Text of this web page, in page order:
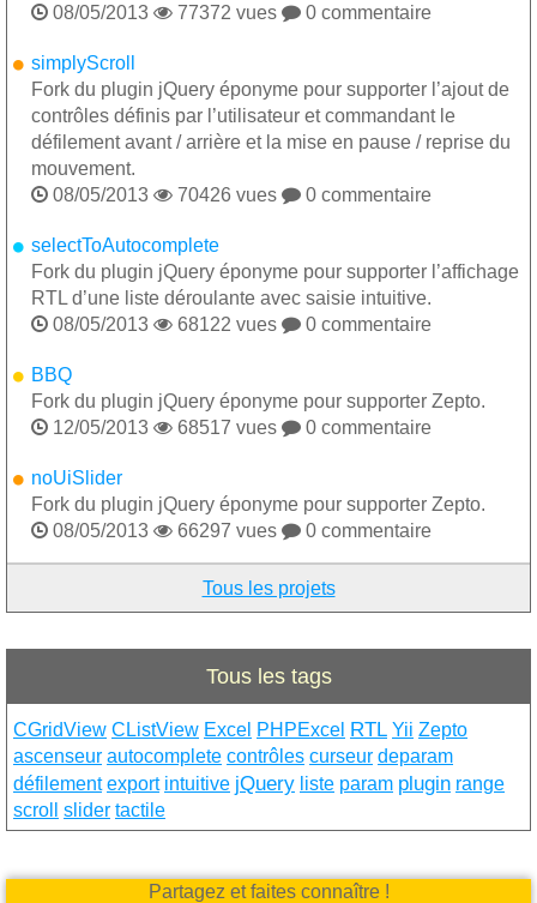
 08/05/2013  77372 vues  0 commentaire
simplyScroll
Fork du plugin jQuery éponyme pour supporter l’ajout de
contrôles définis par l’utilisateur et commandant le
défilement avant / arrière et la mise en pause / reprise du
mouvement.
 08/05/2013  70426 vues  0 commentaire
selectToAutocomplete
Fork du plugin jQuery éponyme pour supporter l’affichage
RTL d’une liste déroulante avec saisie intuitive.
 08/05/2013  68122 vues  0 commentaire
BBQ
Fork du plugin jQuery éponyme pour supporter Zepto.
 12/05/2013  68517 vues  0 commentaire
noUiSlider
Fork du plugin jQuery éponyme pour supporter Zepto.
 08/05/2013  66297 vues  0 commentaire
Tous les projets
Tous les tags
CGridView CListView Excel PHPExcel RTL Yii Zepto
ascenseur autocomplete contrôles curseur deparam
défilement export intuitive jQuery liste param plugin range
scroll
slider tactile
Partagez et faites connaître !